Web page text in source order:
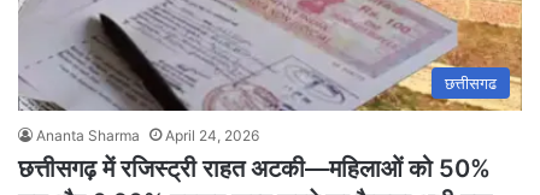
छत्तीसगढ
Ananta Sharma April 24, 2026
छत्तीसगढ़ में रजिस्ट्री राहत अटकी—महिलाओं को 50%